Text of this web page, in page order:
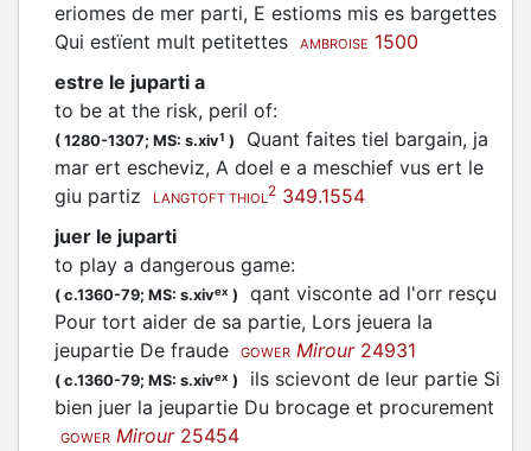
eriomes de mer parti, E estioms mis es bargettes
Qui estïent mult petitettes
AMBROISE 1500
estre le juparti a
to be at the risk, peril of:
( 1280-1307; MS: s.xiv1 )
Quant faites tiel bargain, ja
mar ert escheviz, A doel e a meschief vus ert le
giu partiz
LANGTOFT THIOL2 349.1554
juer le juparti
to play a dangerous game:
( c.1360-79; MS: s.xivex )
qant visconte ad l'orr resçu
Pour tort aider de sa partie, Lors jeuera la
jeupartie De fraude
GOWER Mirour24931
( c.1360-79; MS: s.xivex )
ils scievont de leur partie Si
bien juer la jeupartie Du brocage et procurement
GOWER Mirour25454